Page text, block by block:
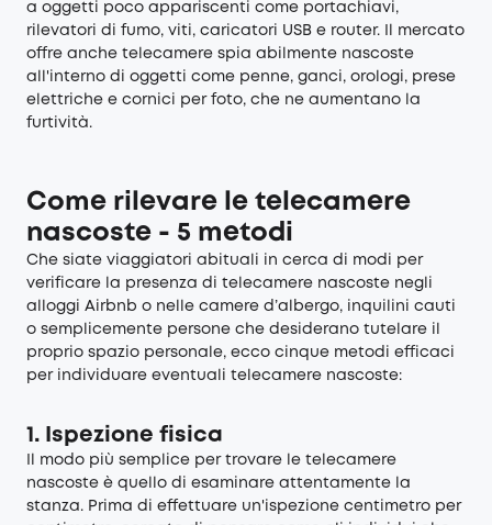
a oggetti poco appariscenti come portachiavi,
rilevatori di fumo, viti, caricatori USB e router. Il mercato
offre anche telecamere spia abilmente nascoste
all'interno di oggetti come penne, ganci, orologi, prese
elettriche e cornici per foto, che ne aumentano la
furtività.
Come rilevare le telecamere
nascoste - 5 metodi
Che siate viaggiatori abituali in cerca di modi per
verificare la presenza di telecamere nascoste negli
alloggi Airbnb o nelle camere d’albergo, inquilini cauti
o semplicemente persone che desiderano tutelare il
proprio spazio personale, ecco cinque metodi efficaci
per individuare eventuali telecamere nascoste:
1. Ispezione fisica
Il modo più semplice per trovare le telecamere
nascoste è quello di esaminare attentamente la
stanza. Prima di effettuare un'ispezione centimetro per